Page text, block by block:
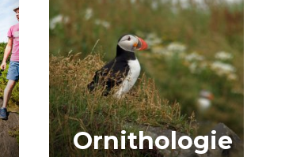
Ornithologie